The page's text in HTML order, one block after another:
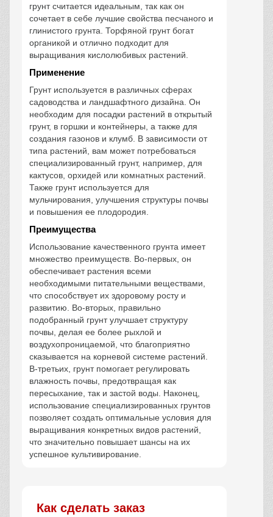
грунт считается идеальным, так как он
сочетает в себе лучшие свойства песчаного и
глинистого грунта. Торфяной грунт богат
органикой и отлично подходит для
выращивания кислолюбивых растений.
Применение
Грунт используется в различных сферах
садоводства и ландшафтного дизайна. Он
необходим для посадки растений в открытый
грунт, в горшки и контейнеры, а также для
создания газонов и клумб. В зависимости от
типа растений, вам может потребоваться
специализированный грунт, например, для
кактусов, орхидей или комнатных растений.
Также грунт используется для
мульчирования, улучшения структуры почвы
и повышения ее плодородия.
Преимущества
Использование качественного грунта имеет
множество преимуществ. Во-первых, он
обеспечивает растения всеми
необходимыми питательными веществами,
что способствует их здоровому росту и
развитию. Во-вторых, правильно
подобранный грунт улучшает структуру
почвы, делая ее более рыхлой и
воздухопроницаемой, что благоприятно
сказывается на корневой системе растений.
В-третьих, грунт помогает регулировать
влажность почвы, предотвращая как
пересыхание, так и застой воды. Наконец,
использование специализированных грунтов
позволяет создать оптимальные условия для
выращивания конкретных видов растений,
что значительно повышает шансы на их
успешное культивирование.
Как сделать заказ